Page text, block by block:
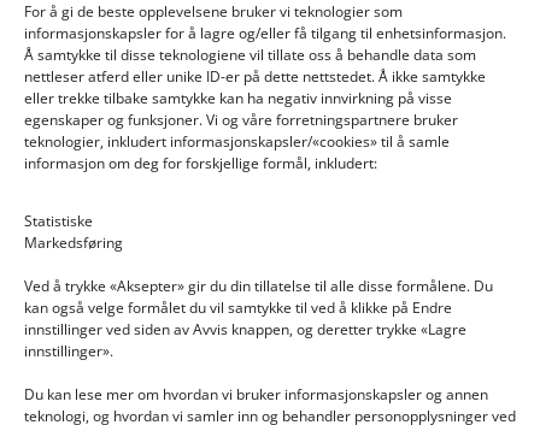
For å gi de beste opplevelsene bruker vi teknologier som
informasjonskapsler for å lagre og/eller få tilgang til enhetsinformasjon.
Å samtykke til disse teknologiene vil tillate oss å behandle data som
nettleser atferd eller unike ID-er på dette nettstedet. Å ikke samtykke
eller trekke tilbake samtykke kan ha negativ innvirkning på visse
egenskaper og funksjoner. Vi og våre forretningspartnere bruker
teknologier, inkludert informasjonskapsler/«cookies» til å samle
informasjon om deg for forskjellige formål, inkludert:
Statistiske
Markedsføring
Ved å trykke «Aksepter» gir du din tillatelse til alle disse formålene. Du
kan også velge formålet du vil samtykke til ved å klikke på Endre
innstillinger ved siden av Avvis knappen, og deretter trykke «Lagre
innstillinger».
Du kan lese mer om hvordan vi bruker informasjonskapsler og annen
teknologi, og hvordan vi samler inn og behandler personopplysninger ved
INFORMASJON